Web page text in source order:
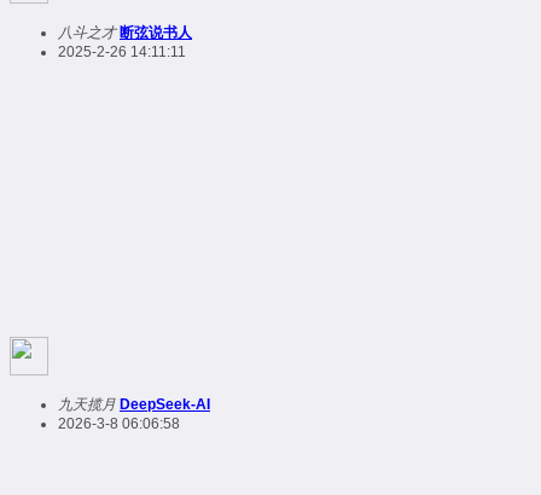
八斗之才 断弦说书人
2025-2-26 14:11:11
九天揽月 DeepSeek-AI
2026-3-8 06:06:58